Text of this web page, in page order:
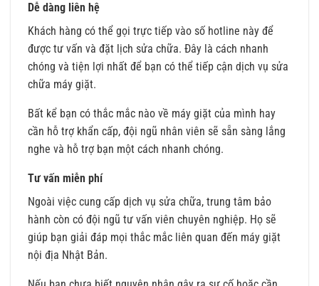
Dễ dàng liên hệ
Khách hàng có thể gọi trực tiếp vào số hotline này để
được tư vấn và đặt lịch sửa chữa. Đây là cách nhanh
chóng và tiện lợi nhất để bạn có thể tiếp cận dịch vụ sửa
chữa máy giặt.
Bất kể bạn có thắc mắc nào về máy giặt của mình hay
cần hỗ trợ khẩn cấp, đội ngũ nhân viên sẽ sẵn sàng lắng
nghe và hỗ trợ bạn một cách nhanh chóng.
Tư vấn miễn phí
Ngoài việc cung cấp dịch vụ sửa chữa, trung tâm bảo
hành còn có đội ngũ tư vấn viên chuyên nghiệp. Họ sẽ
giúp bạn giải đáp mọi thắc mắc liên quan đến máy giặt
nội địa Nhật Bản.